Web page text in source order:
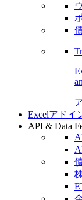
Excelアドイ
API & Data